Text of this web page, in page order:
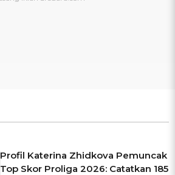
Profil Katerina Zhidkova Pemuncak
Top Skor Proliga 2026: Catatkan 185